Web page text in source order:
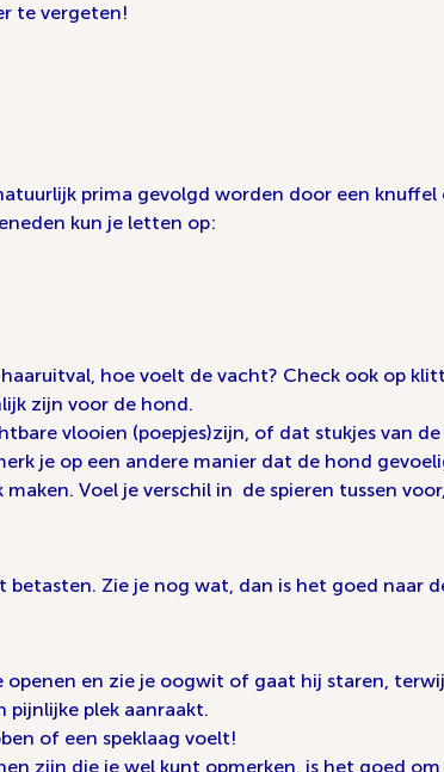
te vergeten!
prima gevolgd worden door een knuffel
kun je letten op:
hoe voelt de vacht? Check ook op
zijn voor de hond.
vlooien (poepjes)zijn, of dat stukjes van
je op een andere manier dat de hond
Voel je verschil in de spieren tussen
Zie je nog wat, dan is het goed naar
en zie je oogwit of gaat hij staren,
pijnlijke plek aanraakt.
of een speklaag voelt!
zijn die je wel kunt opmerken, is het goed